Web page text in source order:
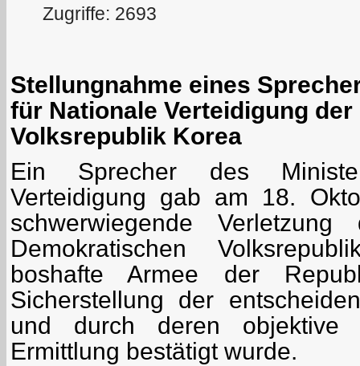
Zugriffe: 2693
Stellungnahme eines
für Nationale Verteidigung
Volksrepublik Korea
Ein Sprecher des
Verteidigung gab am 18.
schwerwiegende
Demokratischen
boshafte Armee der
Sicherstellung der
und durch deren objektive
Ermittlung bestätigt wurde.